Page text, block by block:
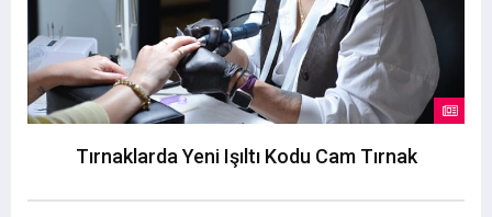
Tırnaklarda Yeni Işıltı Kodu Cam Tırnak